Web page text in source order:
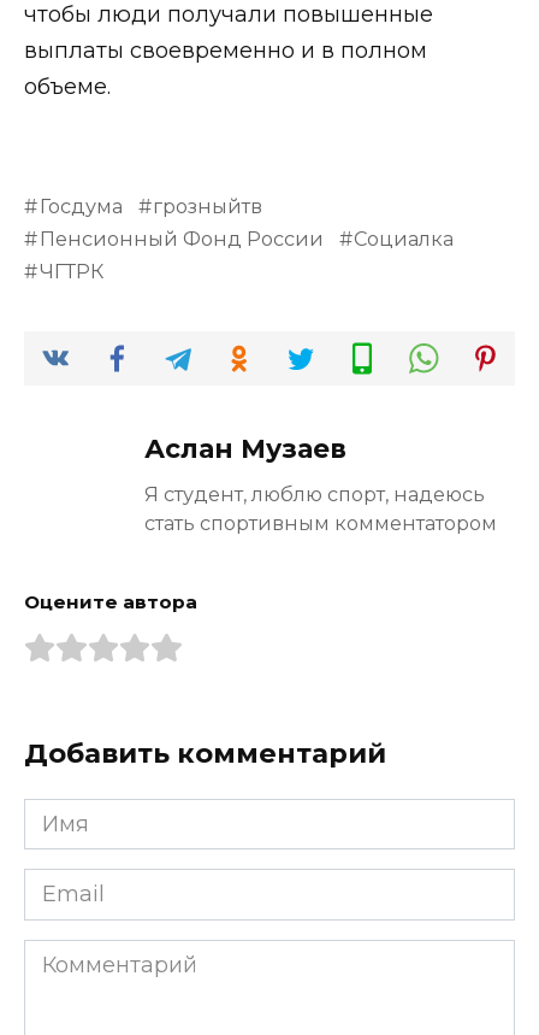
чтобы люди получали повышенные
выплаты своевременно и в полном
объеме.
Госдума
грозныйтв
Пенсионный Фонд России
Социалка
ЧГТРК
Аслан Музаев
Я студент, люблю спорт, надеюсь
стать спортивным комментатором
Оцените автора
Добавить комментарий
Имя
*
Email
*
Комментарий